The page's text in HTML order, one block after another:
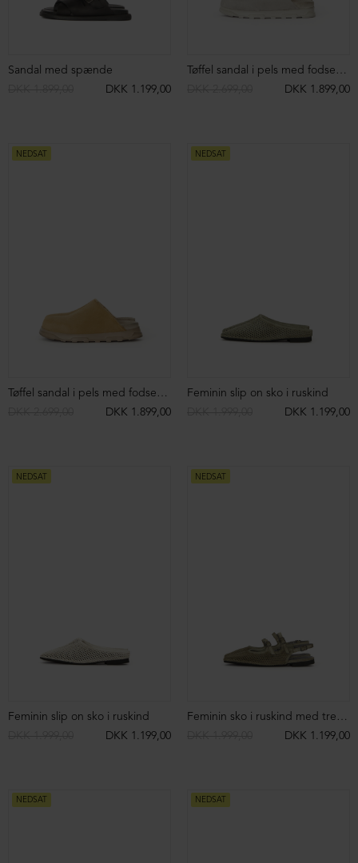
Sandal med spænde
DKK 1.199,00
Tøffel sandal i pels med fodsengssål
DKK 1.899,00
NEDSAT
Tøffel sandal i pels med fodsengssål
DKK 1.899,00
NEDSAT
Feminin slip on sko i ruskind
DKK 1.199,00
NEDSAT
Feminin slip on sko i ruskind
DKK 1.199,00
NEDSAT
Feminin sko i ruskind med tre remme
DKK 1.199,00
NEDSAT NEDSAT